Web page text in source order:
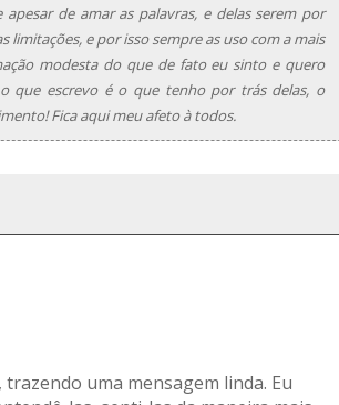
de amar as palavras, e delas serem por
limitações, e por isso sempre as uso com a mais
modesta do que de fato eu sinto e quero
que escrevo é o que tenho por trás delas, o
Fica aqui meu afeto à todos.
uma mensagem linda. Eu